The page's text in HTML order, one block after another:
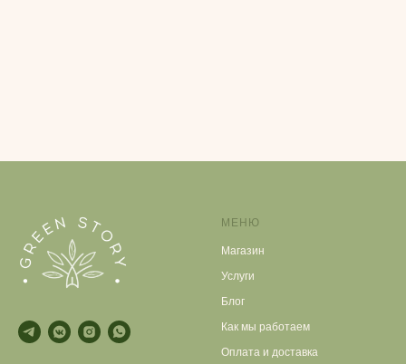
МЕНЮ
Магазин
Услуги
Блог
Как мы работаем
Оплата и доставка